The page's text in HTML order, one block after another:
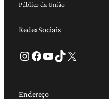
Público da União
Redes Sociais
Instagram Facebook Youtube TikTok X
Endereço